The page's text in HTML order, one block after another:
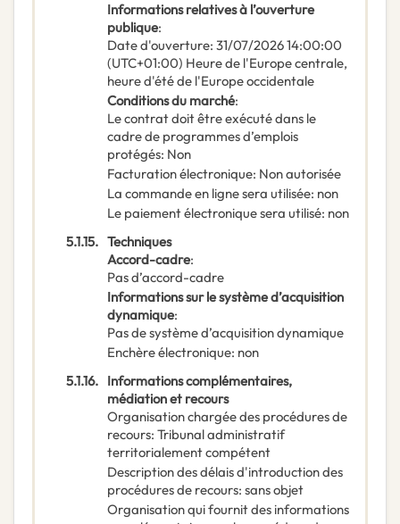
Informations relatives à l’ouverture
publique:
Date d'ouverture: 31/07/202614:00:00
(UTC+01:00) Heure de l'Europe centrale,
heure d'été de l'Europe occidentale
Conditions du marché:
Le contrat doit être exécuté dans le
cadre de programmes d’emplois
protégés: Non
Facturation électronique: Non autorisée
La commande en ligne sera utilisée: non
Le paiement électronique sera utilisé: non
5.1.15. Techniques
Accord-cadre:
Pas d’accord-cadre
Informations sur le système d’acquisition
dynamique:
Pas de système d’acquisition dynamique
Enchère électronique: non
5.1.16. Informations complémentaires,
médiation et recours
Organisation chargée des procédures de
recours: Tribunal administratif
territorialement compétent
Description des délais d'introduction des
procédures de recours: sans objet
Organisation qui fournit des informations